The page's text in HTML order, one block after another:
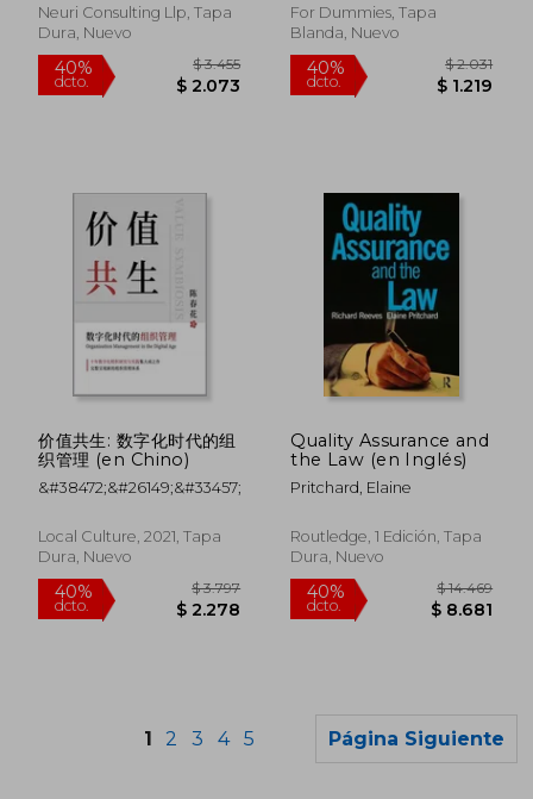
40% 40%
Neuri Consulting Llp, Tapa
Dura, Nuevo
For Dummies, Tapa
Blanda, Nuevo
价值共生: 数字化时代的组
织管理 (en Chino)
&#38472;&#26149;&#33457;
Local Culture, 2021, Tapa
Dura, Nuevo
Quality Assurance and
the Law (en Inglés)
Pritchard, Elaine
Routledge, 1 Edición, Tapa
Dura, Nuevo
1 2 3 4 5 Página Siguiente